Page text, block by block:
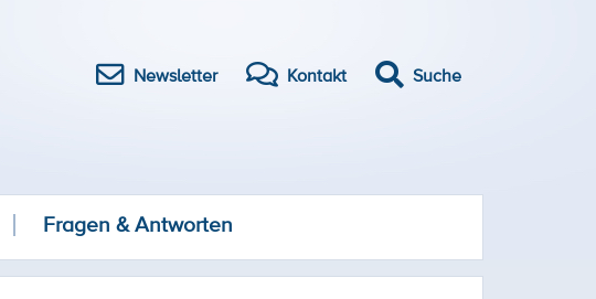
Newsletter Kontakt Suche
Fragen & Antworten